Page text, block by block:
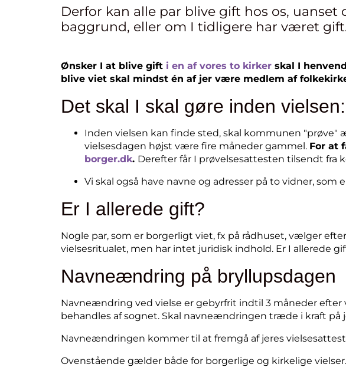
Derfor kan alle par blive gift hos os,
baggrund, eller om I tidligere har været
Ønsker I at blive gift i en af vores to kirker skal I
blive viet skal mindst én af jer være medlem af
Det skal I skal gøre inden vielsen:
Inden vielsen kan finde sted, skal kommunen
vielsesdagen højst være fire måneder gammel. For at
borger.dk. Derefter får I prøvelsesattesten tilsendt fra
Vi skal også have navne og adresser på to vidner,
Er I allerede gift?
Nogle par, som er borgerligt viet, fx på rådhuset, vælger
vielsesritualet, men har intet juridisk indhold. Er I allerede
Navneændring på bryllupsdagen
Navneændring ved vielse er gebyrfrit indtil 3 måneder efter
behandles af sognet. Skal navneændringen træde i kraft på
Navneændringen kommer til at fremgå af jeres
Ovenstående gælder både for borgerlige og kirkelige vielser.